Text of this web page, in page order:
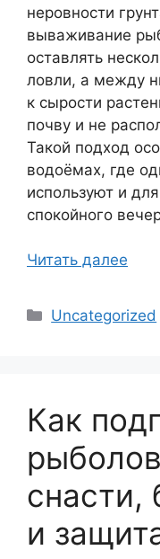
неровности
вываживание
оставлять
ловли, а между
к сырости
почву и не
Такой подход
водоёмах, где
используют и
спокойного
Читать далее
Рубрики
Uncategorized
Как
снасти,
и